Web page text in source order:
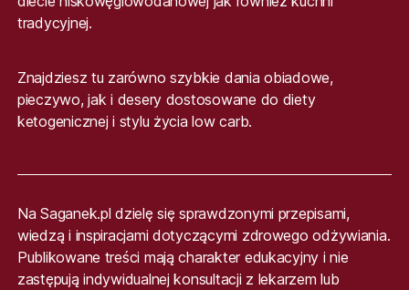
tradycyjnej.
Znajdziesz tu zarówno szybkie dania obiadowe,
pieczywo, jak i desery dostosowane do diety
ketogenicznej i stylu życia low carb.
Na Saganek.pl dzielę się sprawdzonymi przepisami,
wiedzą i inspiracjami dotyczącymi zdrowego odżywiania.
Publikowane treści mają charakter edukacyjny i nie
zastępują indywidualnej konsultacji z lekarzem lub